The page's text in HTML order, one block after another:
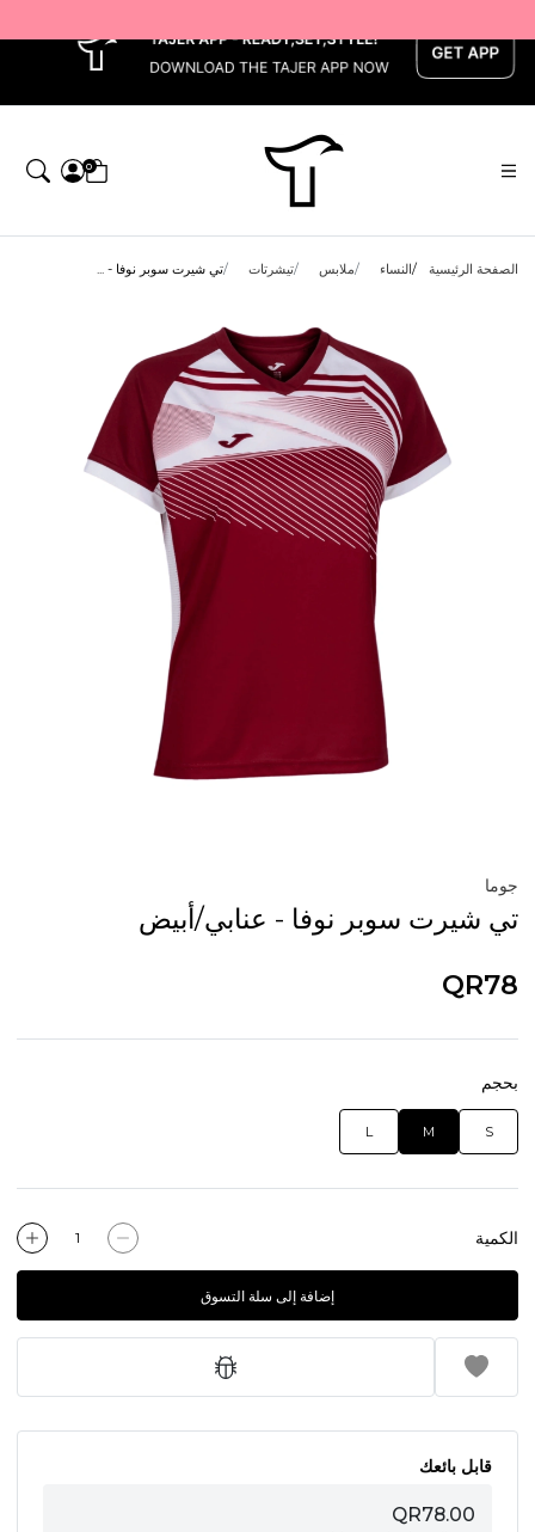
0
الصفحة الرئيسية النساء ملابس تيشرتات تي شيرت سوبر نوفا - ...
جوما
تي شيرت سوبر نوفا - عنابي/أبيض
QR78
بحجم
S
M
L
الكمية
إضافة إلى سلة التسوق
قابل بائعك
QR78.00